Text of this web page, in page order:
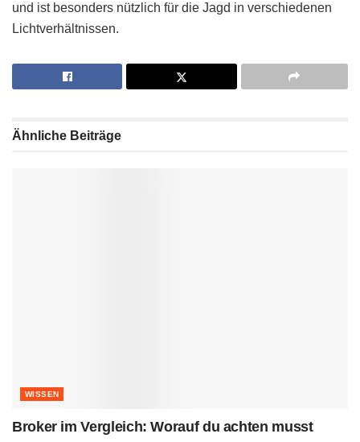
und ist besonders nützlich für die Jagd in verschiedenen
Lichtverhältnissen.
Ähnliche Beiträge
WISSEN
Broker im Vergleich: Worauf du achten musst